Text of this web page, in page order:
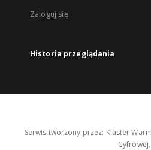
Zaloguj się
Historia przeglądania
Serwis tworzony przez: Klaster
Cyfrowej.